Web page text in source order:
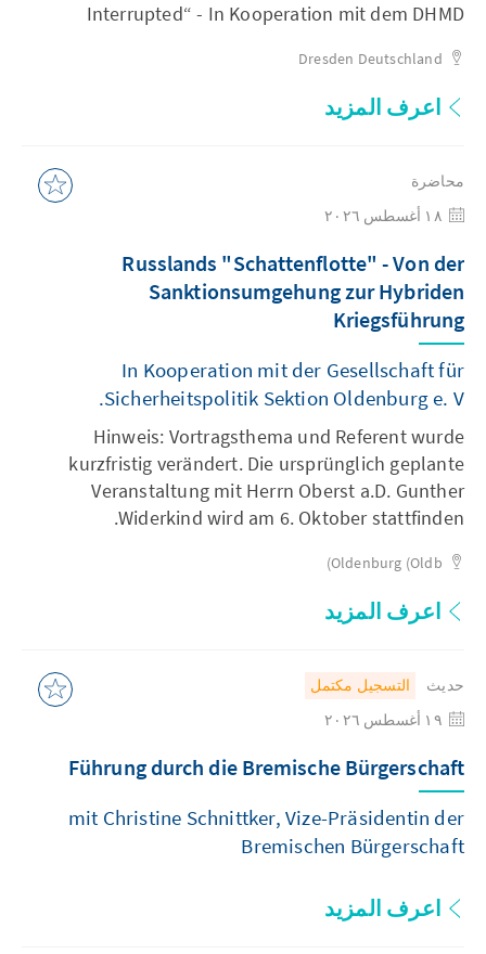
Interrupted“ - In Kooperation mit dem DHMD
Dresden Deutschland
اعرف المزيد
محاضرة
Russlands "Schattenflotte" - Von der
Sanktionsumgehung zur Hybriden
Kriegsführung
In Kooperation mit der Gesellschaft für
Sicherheitspolitik Sektion Oldenburg e. V.
Hinweis: Vortragsthema und Referent wurde
kurzfristig verändert. Die ursprünglich geplante
Veranstaltung mit Herrn Oberst a.D. Gunther
Widerkind wird am 6. Oktober stattfinden.
Oldenburg (Oldb)
اعرف المزيد
حديث
التسجيل مكتمل
Führung durch die Bremische Bürgerschaft
mit Christine Schnittker, Vize-Präsidentin der
Bremischen Bürgerschaft
اعرف المزيد